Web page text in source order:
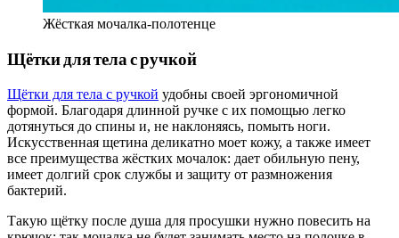
Жёсткая мочалка-полотенце
Щётки для тела с ручкой
Щётки для тела с ручкой удобны своей эргономичной
формой. Благодаря длинной ручке с их помощью легко
дотянуться до спины и, не наклоняясь, помыть ноги.
Искусственная щетина деликатно моет кожу, а также имеет
все преимущества жёстких мочалок: дает обильную пену,
имеет долгий срок службы и защиту от размножения
бактерий.
Такую щётку после душа для просушки нужно повесить на